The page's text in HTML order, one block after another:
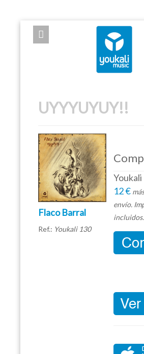
EXPOSE FRAMEWORK FOR JOOMLA 2.5 AND 3.0+
UYYYUYUY!!
Flaco Barral
Ref.: Youkali 130
12 €
envío.
incluidos.